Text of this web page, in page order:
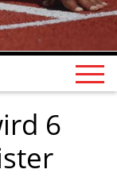
6